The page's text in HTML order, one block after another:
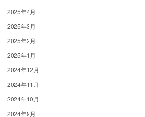
2025年4月
2025年3月
2025年2月
2025年1月
2024年12月
2024年11月
2024年10月
2024年9月